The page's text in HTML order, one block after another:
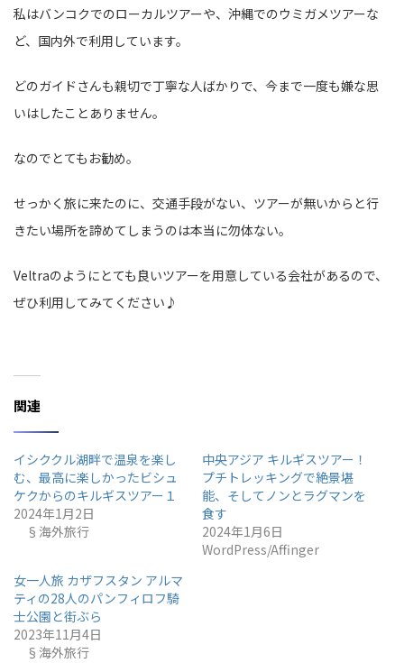
私はバンコクでのローカルツアーや、沖縄でのウミガメツアーな
ど、国内外で利用しています。
どのガイドさんも親切で丁寧な人ばかりで、今まで一度も嫌な思
いはしたことありません。
なのでとてもお勧め。
せっかく旅に来たのに、交通手段がない、ツアーが無いからと行
きたい場所を諦めてしまうのは本当に勿体ない。
Veltraのようにとても良いツアーを用意している会社があるので、
ぜひ利用してみてください♪
関連
イシククル湖畔で温泉を楽し
む、最高に楽しかったビシュ
ケクからのキルギスツアー１
2024年1月2日
§海外旅行
中央アジア キルギスツアー！
プチトレッキングで絶景堪
能、そしてノンとラグマンを
食す
2024年1月6日
WordPress/Affinger
女一人旅 カザフスタン アルマ
ティの28人のパンフィロフ騎
士公園と街ぶら
2023年11月4日
§海外旅行